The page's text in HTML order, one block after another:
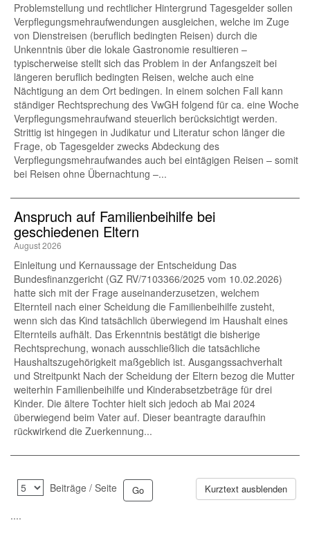
Problemstellung und rechtlicher Hintergrund Tagesgelder sollen
Verpflegungsmehraufwendungen ausgleichen, welche im Zuge
von Dienstreisen (beruflich bedingten Reisen) durch die
Unkenntnis über die lokale Gastronomie resultieren –
typischerweise stellt sich das Problem in der Anfangszeit bei
längeren beruflich bedingten Reisen, welche auch eine
Nächtigung an dem Ort bedingen. In einem solchen Fall kann
ständiger Rechtsprechung des VwGH folgend für ca. eine Woche
Verpflegungsmehraufwand steuerlich berücksichtigt werden.
Strittig ist hingegen in Judikatur und Literatur schon länger die
Frage, ob Tagesgelder zwecks Abdeckung des
Verpflegungsmehraufwandes auch bei eintägigen Reisen – somit
bei Reisen ohne Übernachtung –...
Anspruch auf Familienbeihilfe bei
geschiedenen Eltern
August 2026
Einleitung und Kernaussage der Entscheidung Das
Bundesfinanzgericht (GZ RV/7103366/2025 vom 10.02.2026)
hatte sich mit der Frage auseinanderzusetzen, welchem
Elternteil nach einer Scheidung die Familienbeihilfe zusteht,
wenn sich das Kind tatsächlich überwiegend im Haushalt eines
Elternteils aufhält. Das Erkenntnis bestätigt die bisherige
Rechtsprechung, wonach ausschließlich die tatsächliche
Haushaltszugehörigkeit maßgeblich ist. Ausgangssachverhalt
und Streitpunkt Nach der Scheidung der Eltern bezog die Mutter
weiterhin Familienbeihilfe und Kinderabsetzbeträge für drei
Kinder. Die ältere Tochter hielt sich jedoch ab Mai 2024
überwiegend beim Vater auf. Dieser beantragte daraufhin
rückwirkend die Zuerkennung...
Beiträge / Seite Kurztext ausblenden
....